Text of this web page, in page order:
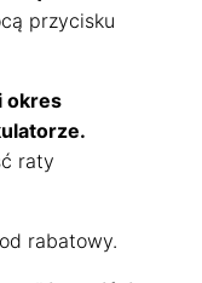
przycisku
okres
raty
rabatowy.
do Twoich
w